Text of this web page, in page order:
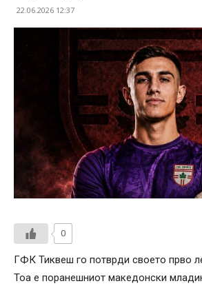
22.06.2026 12:37
0
ГФК Тиквеш го потврди своето прво
Тоа е поранешниот македонски